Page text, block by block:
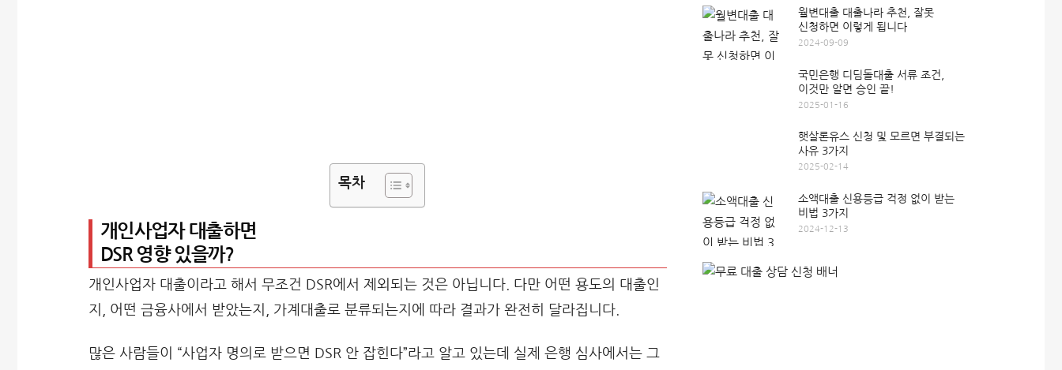
목차
개인사업자 대출하면
DSR 영향 있을까?
개인사업자 대출이라고 해서 무조건 DSR에서 제외되는 것은 아닙니다. 다만 어떤 용도의 대출인
지, 어떤 금융사에서 받았는지, 가계대출로 분류되는지에 따라 결과가 완전히 달라집니다.
많은 사람들이 “사업자 명의로 받으면 DSR 안 잡힌다”라고 알고 있는데 실제 은행 심사에서는 그
월변대출 대출나라 추천, 잘못
신청하면 이렇게 됩니다
2024-09-09
국민은행 디딤돌대출 서류 조건,
이것만 알면 승인 끝!
2025-01-16
햇살론유스 신청 및 모르면 부결되는
사유 3가지
2025-02-14
소액대출 신용등급 걱정 없이 받는
비법 3가지
2024-12-13